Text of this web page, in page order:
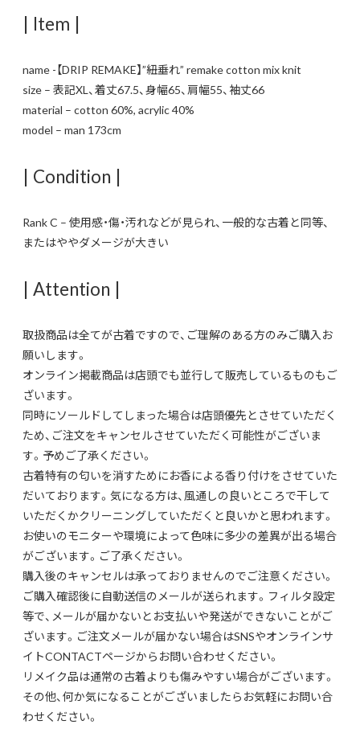
| Item |
name -【DRIP REMAKE】”紐垂れ” remake cotton mix knit
size – 表記XL、着丈67.5、身幅65、肩幅55、袖丈66
material – cotton 60%, acrylic 40%
model – man 173cm
| Condition |
Rank C – 使用感・傷・汚れなどが見られ、一般的な古着と同等、
またはややダメージが大きい
| Attention |
取扱商品は全てが古着ですので、ご理解のある方のみご購入お
願いします。
オンライン掲載商品は店頭でも並行して販売しているものもご
ざいます。
同時にソールドしてしまった場合は店頭優先とさせていただく
ため、ご注文をキャンセルさせていただく可能性がございま
す。予めご了承ください。
古着特有の匂いを消すためにお香による香り付けをさせていた
だいております。気になる方は、風通しの良いところで干して
いただくかクリーニングしていただくと良いかと思われます。
お使いのモニターや環境によって色味に多少の差異が出る場合
がございます。ご了承ください。
購入後のキャンセルは承っておりませんのでご注意ください。
ご購入確認後に自動送信のメールが送られます。フィルタ設定
等で、メールが届かないとお支払いや発送ができないことがご
ざいます。ご注文メールが届かない場合はSNSやオンラインサ
イトCONTACTページからお問い合わせください。
リメイク品は通常の古着よりも傷みやすい場合がございます。
その他、何か気になることがございましたらお気軽にお問い合
わせください。